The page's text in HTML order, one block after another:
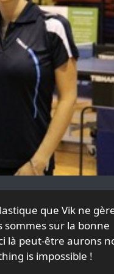
sommes sur la bonne
là peut-être aurons
is impossible !